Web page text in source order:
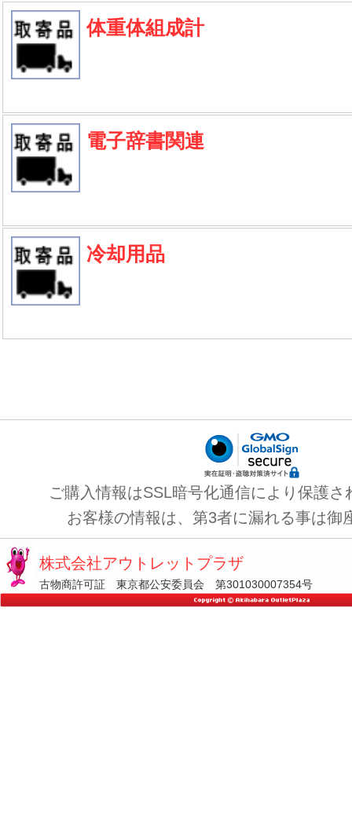
体重体組成計
電子辞書関連
冷却用品
ご購入情報はSSL暗号化通信により保護さ
お客様の情報は、第3者に漏れる事は御
株式会社アウトレットプラザ
古物商許可証 東京都公安委員会 第301030007354号